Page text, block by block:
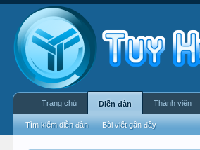
Trang chủ Diễn đàn
Tìm kiếm diễn đàn Bài viết gần đây
Thành viên